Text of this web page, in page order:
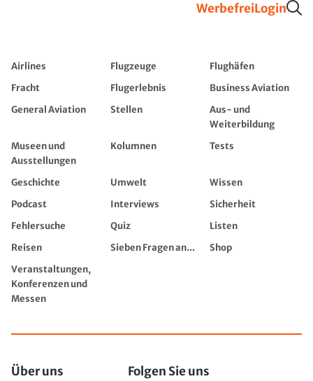
WerbefreiLogin
Airlines Flugzeuge
Flughäfen
Fracht
Flugerlebnis
Business Aviation
General Aviation
Stellen
Aus- und
Weiterbildung
Museen und
Ausstellungen
Kolumnen Tests
Geschichte Umwelt
Wissen
Podcast
Interviews
Sicherheit
Fehlersuche
Quiz
Listen
Reisen
Sieben Fragen an...
Shop
Veranstaltungen,
Konferenzen und
Messen
Über uns Folgen Sie uns